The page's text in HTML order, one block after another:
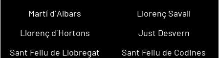
Martí d´Albars
Llorenç Savall
Llorenç d´Hortons
Just Desvern
Sant Feliu de Llobregat
Sant Feliu de Codines